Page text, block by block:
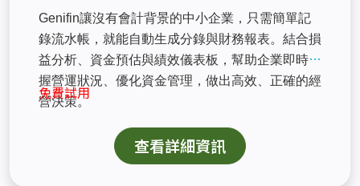
Genifin讓沒有會計背景的中小企業，只需簡單記
錄流水帳，就能自動生成分錄與財務報表。結合損
益分析、資金預估與績效儀表板，幫助企業即時掌
握營運狀況、優化資金管理，做出高效、正確的經
營決策。
免費試用
查看詳細資訊